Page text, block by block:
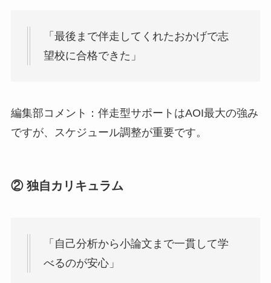
「最後まで伴走してくれたおかげで志
望校に合格できた」
編集部コメント：伴走型サポートはAOI最大の強み
ですが、スケジュール調整が重要です。
② 独自カリキュラム
「自己分析から小論文まで一貫して学
べるのが安心」